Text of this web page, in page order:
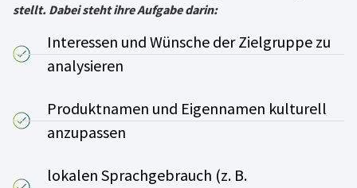
stellt. Dabei steht ihre Aufgabe darin:
Interessen und Wünsche der Zielgruppe zu
analysieren
Produktnamen und Eigennamen kulturell
anzupassen
lokalen Sprachgebrauch (z. B.